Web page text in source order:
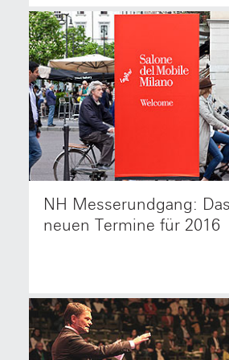
NH Messerundgang:
neuen Termine für 2016
NetzwerkHolz Mitglieder besuchen
Hannes Bäuerle die Möbelmessen
Mailand.